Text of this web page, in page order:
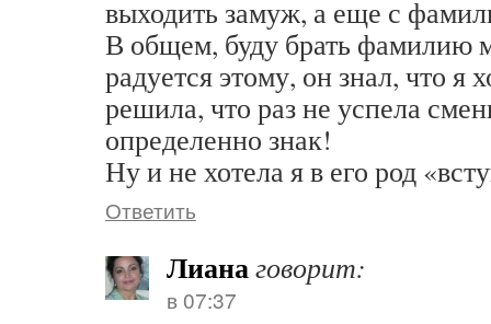
выходить замуж, а еще с
В общем, буду брать фамилию
радуется этому, он знал, что я
решила, что раз не успела
определенно знак!
Ну и не хотела я в его род
Ответить
Лианаговорит:
в 07:37